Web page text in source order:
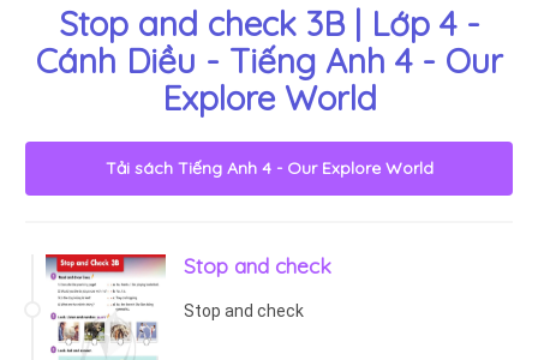
Stop and check 3B | Lớp 4 -
Cánh Diều - Tiếng Anh 4 - Our
Explore World
Tải sách Tiếng Anh 4 - Our Explore World
Stop and check
Stop and check